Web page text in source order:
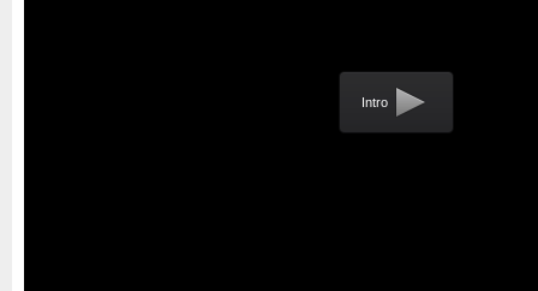
Intro